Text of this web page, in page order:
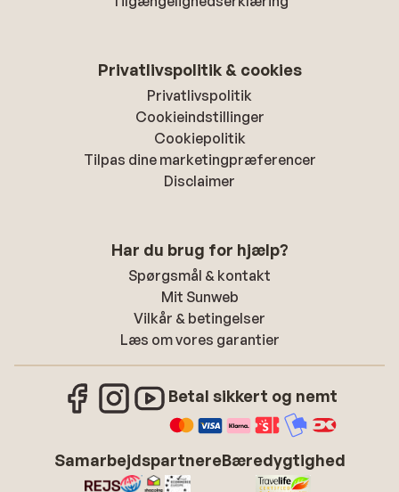
Privatlivspolitik & cookies
Privatlivspolitik
Cookieindstillinger
Cookiepolitik
Tilpas dine marketingpræferencer
Disclaimer
Har du brug for hjælp?
Spørgsmål & kontakt
Mit Sunweb
Vilkår & betingelser
Læs om vores garantier
Betal sikkert og nemt
SamarbejdspartnereBæredygtighed